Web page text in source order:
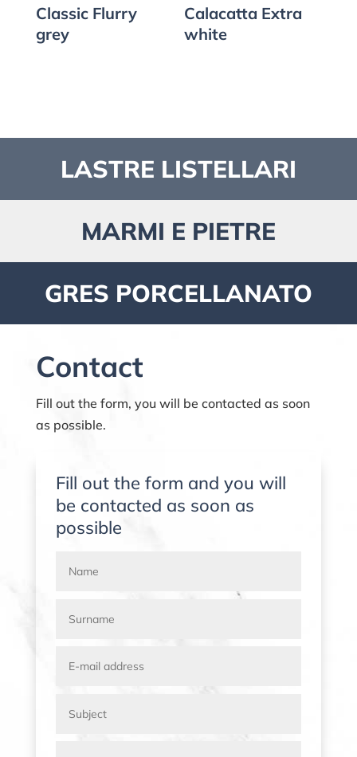
Classic Flurry
grey
Calacatta Extra
white
LASTRE LISTELLARI
MARMI E PIETRE
GRES PORCELLANATO
Contact
Fill out the form, you will be contacted as soon
as possible.
Fill out the form and you will
be contacted as soon as
possible